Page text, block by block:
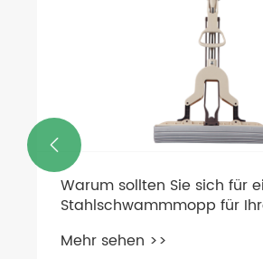
Warum sollten Sie sich für
Stahlschwammmopp für Ihre
entscheiden?
Mehr sehen >>
